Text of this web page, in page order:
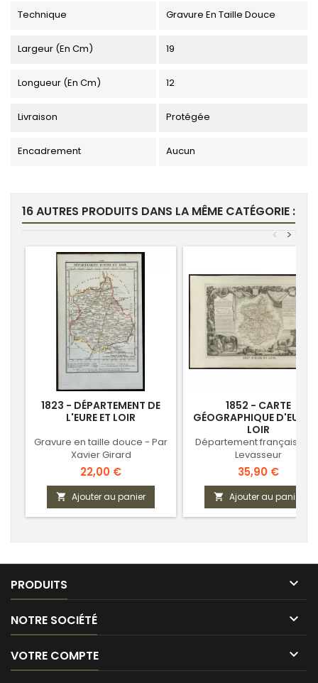
Technique Gravure En Taille Douce
Largeur (en Cm) 19
Longueur (en Cm) 12
Livraison Protégée
Encadrement Aucun
16 AUTRES PRODUITS DANS LA MÊME CATÉGORIE :
>
<
1823 - DÉPARTEMENT DE
L'EURE ET LOIR
Gravure en taille douce - Par
Xavier Girard
Prix
22,00 €
 Ajouter au panier
1852 - CARTE
GÉOGRAPHIQUE D'EURE
LOIR
Département français -
Levasseur
Prix
35,90 €
 Ajouter au panier
PRODUITS 
NOTRE SOCIÉTÉ 
VOTRE COMPTE 